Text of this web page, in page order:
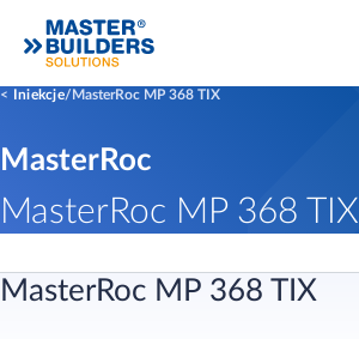
Iniekcje MasterRoc MP 368 TIX
MasterRoc
MasterRoc MP 368 TIX
MasterRoc MP 368 TIX